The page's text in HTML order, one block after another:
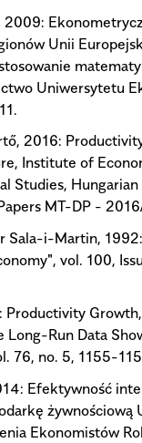
Unii
Uniwersytetu
2016:
Institute of
Studies,
MT-DP -
Sala-i-Martin,
vol. 100,
Productivity
Long-Run Data
76, no. 5, 1155-
Efektywność
żywnościową
Ekonomistów